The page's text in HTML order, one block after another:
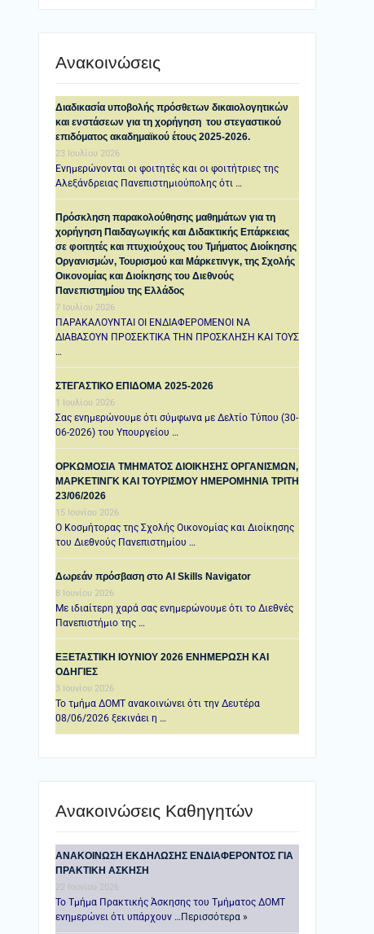
Ανακοινώσεις
Διαδικασία υποβολής πρόσθετων δικαιολογητικών
και ενστάσεων για τη χορήγηση του στεγαστικού
επιδόματος ακαδημαϊκού έτους 2025-2026.
23 Ιουλίου 2026
Ενημερώνονται οι φοιτητές και οι φοιτήτριες της
Αλεξάνδρειας Πανεπιστημιούπολης ότι …
Πρόσκληση παρακολούθησης μαθημάτων για τη
χορήγηση Παιδαγωγικής και Διδακτικής Επάρκειας
σε φοιτητές και πτυχιούχους του Τμήματος Διοίκησης
Οργανισμών, Τουρισμού και Μάρκετινγκ, της Σχολής
Οικονομίας και Διοίκησης του Διεθνούς
Πανεπιστημίου της Ελλάδος
7 Ιουλίου 2026
ΠΑΡΑΚΑΛΟΥΝΤΑΙ ΟΙ ΕΝΔΙΑΦΕΡΟΜΕΝΟΙ ΝΑ
ΔΙΑΒΑΣΟΥΝ ΠΡΟΣΕΚΤΙΚΑ ΤΗΝ ΠΡΟΣΚΛΗΣΗ ΚΑΙ ΤΟΥΣ
…
ΣΤΕΓΑΣΤΙΚΟ ΕΠΙΔΟΜΑ 2025-2026
1 Ιουλίου 2026
Σας ενημερώνουμε ότι σύμφωνα με Δελτίο Τύπου (30-
06-2026) του Υπουργείου …
ΟΡΚΩΜΟΣΙΑ ΤΜΗΜΑΤΟΣ ΔΙΟΙΚΗΣΗΣ ΟΡΓΑΝΙΣΜΩΝ,
ΜΑΡΚΕΤΙΝΓΚ ΚΑΙ ΤΟΥΡΙΣΜΟΥ ΗΜΕΡΟΜΗΝΙΑ TΡΙΤΗ
23/06/2026
15 Ιουνίου 2026
Ο Κοσμήτορας της Σχολής Οικονομίας και Διοίκησης
του Διεθνούς Πανεπιστημίου …
Δωρεάν πρόσβαση στο AI Skills Navigator
8 Ιουνίου 2026
Με ιδιαίτερη χαρά σας ενημερώνουμε ότι το Διεθνές
Πανεπιστήμιο της …
ΕΞΕΤΑΣΤΙΚΗ IOYNIOY 2026 ΕΝΗΜΕΡΩΣΗ ΚΑΙ
ΟΔΗΓΙΕΣ
3 Ιουνίου 2026
Το τμήμα ΔΟΜΤ ανακοινώνει ότι την Δευτέρα
08/06/2026 ξεκινάει η …
Ανακοινώσεις Καθηγητών
ANAKOINΩΣΗ ΕΚΔΗΛΩΣΗΣ ΕΝΔΙΑΦΕΡΟΝΤΟΣ ΓΙΑ
ΠΡΑΚΤΙΚΗ ΑΣΚΗΣΗ
22 Ιουνίου 2026
Το Τμήμα Πρακτικής Άσκησης του Τμήματος ΔΟΜΤ
ενημερώνει ότι υπάρχουν … Περισσότερα »